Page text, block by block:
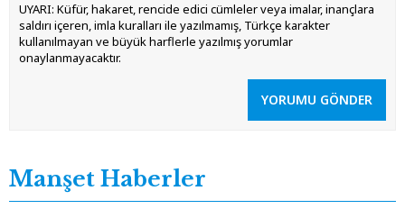
UYARI: Küfür, hakaret, rencide edici cümleler veya imalar, inançlara
saldırı içeren, imla kuralları ile yazılmamış, Türkçe karakter
kullanılmayan ve büyük harflerle yazılmış yorumlar
onaylanmayacaktır.
YORUMU GÖNDER
Manşet Haberler